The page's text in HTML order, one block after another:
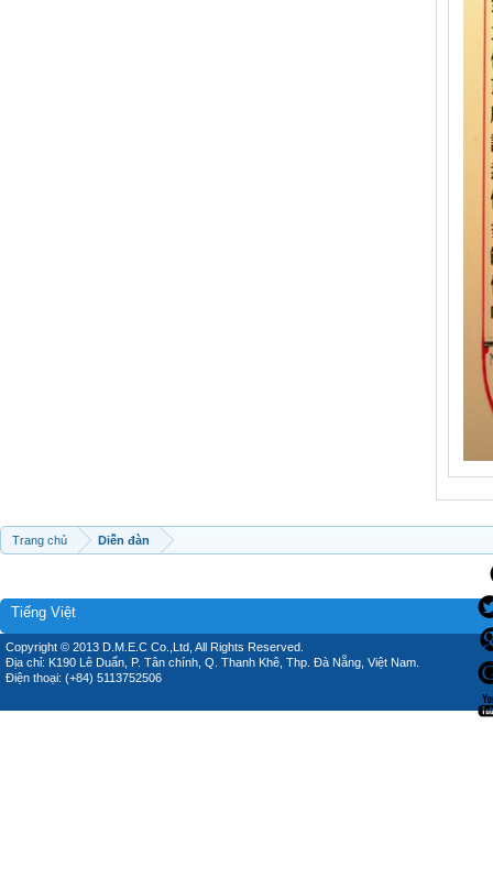
Trang chủ Diễn đàn
Tiếng Việt
Copyright © 2013 D.M.E.C Co.,Ltd, All Rights Reserved.
Địa chỉ: K190 Lê Duẩn, P. Tân chính, Q. Thanh Khê, Thp. Đà Nẵng, Việt Nam.
Điện thoại: (+84) 5113752506